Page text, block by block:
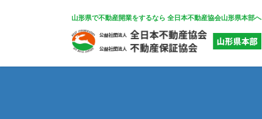
ツ
シ
山形県で不動産開業をするなら 全日本不動産協会山形県本部へ